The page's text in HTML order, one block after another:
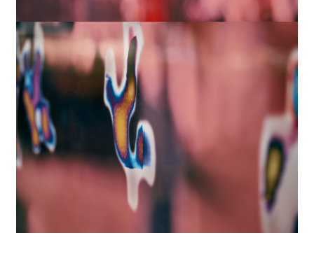
2024
デジタルプリント
Stories Not Used「ギルガメシュ叙事詩」
シュメール語版 -ALL THAT THEY DO
IS BUT WIND-
2024
デジタルプリント
Stories Not Used 「ソネット第18番」ウィリ
アム・シェイクスピア -Shall I compare
thee to a summer’s day?-
2024